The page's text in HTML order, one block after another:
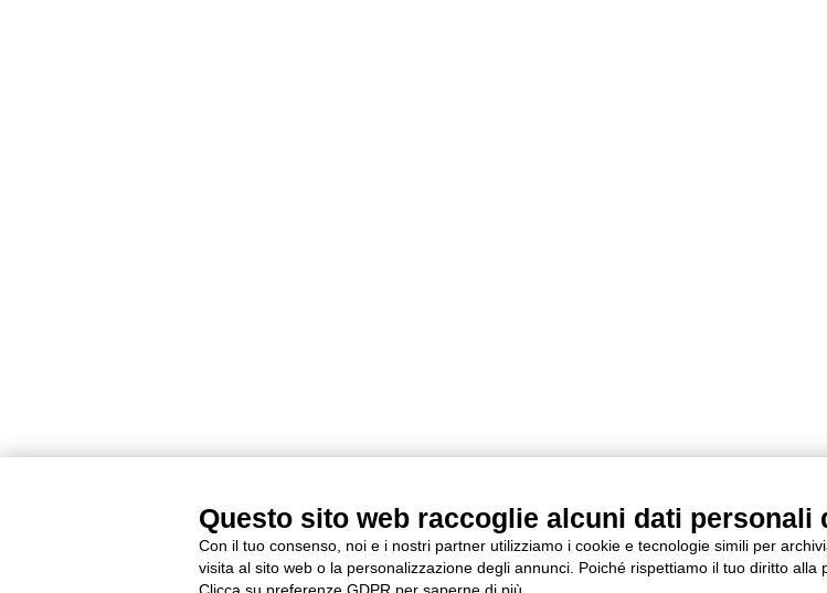
Questo sito web raccoglie alcuni dati personali
Con il tuo consenso, noi e i nostri partner utilizziamo i cookie e tecnologie simili per
visita al sito web o la personalizzazione degli annunci. Poiché rispettiamo il tuo diritto